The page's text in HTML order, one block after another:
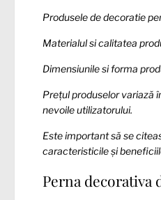
Produsele de decoratie
Materialul si calitatea
Dimensiunile si forma
Prețul produselor variază
nevoile utilizatorului.
Este important să se
caracteristicile și
Perna decorativa